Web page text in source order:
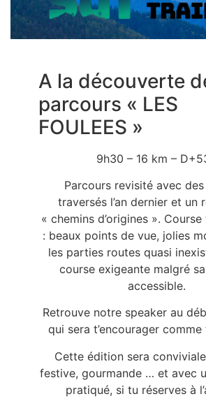
A la découverte
parcours « LES
FOULEES »
9h30 – 16 km –
Parcours revisité avec
traversés l’an dernier et un
« chemins d’origines ».
: beaux points de vue, jolies
les parties routes quasi
course exigeante malgré
accessible.
Retrouve notre speaker au
qui sera t’encourager
Cette édition sera
festive, gourmande … et avec
pratiqué, si tu réserves à